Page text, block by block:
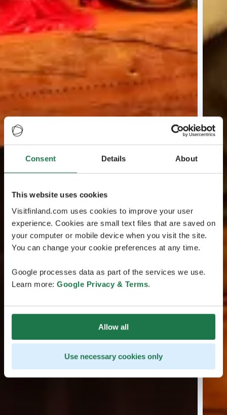
Consent Details About
This website uses cookies
Visitfinland.com uses cookies to improve your user
experience. Cookies are small text files that are saved on
your computer or mobile device when you visit the site.
You can change your cookie preferences at any time.
Google processes data as part of the services we use.
Learn more: Google Privacy & Terms.
Allow all
Use necessary cookies only